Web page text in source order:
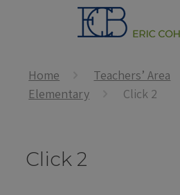
Home
Teachers’ Area
Elementary
Click 2
Click 2